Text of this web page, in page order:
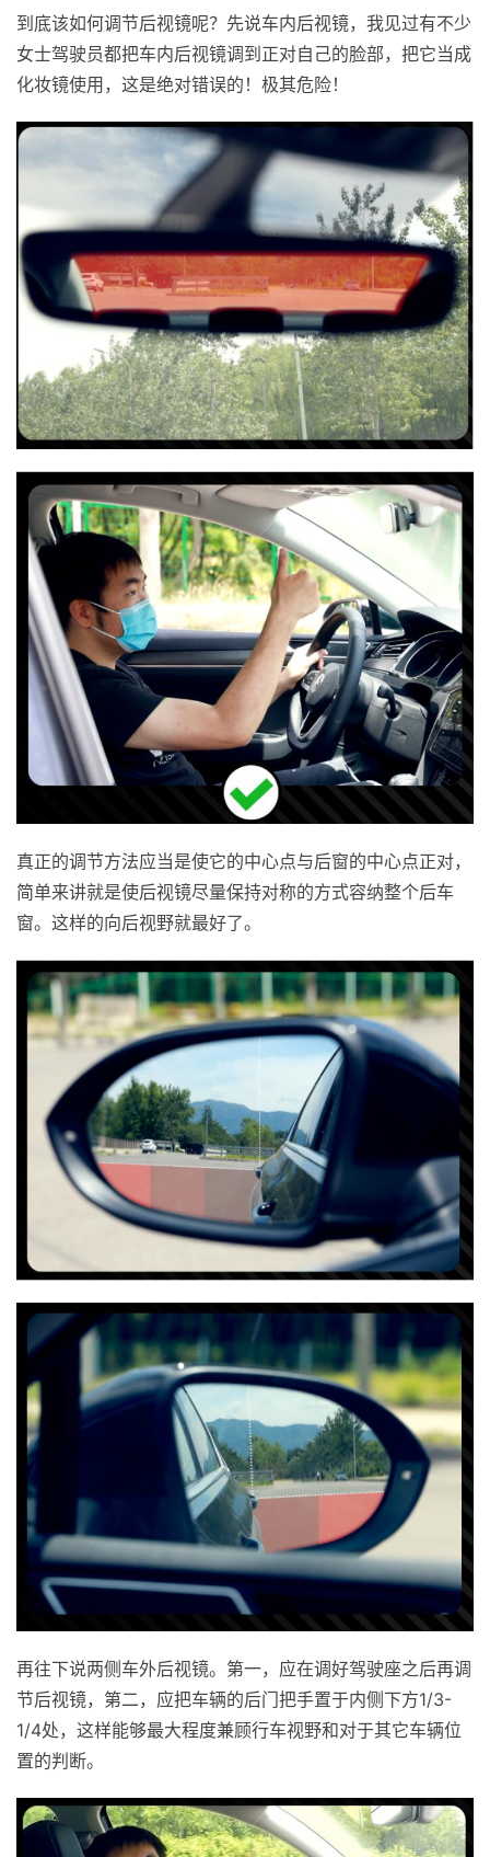
到底该如何调节后视镜呢？先说车内后视镜，我见过有不少
女士驾驶员都把车内后视镜调到正对自己的脸部，把它当成
化妆镜使用，这是绝对错误的！极其危险！
真正的调节方法应当是使它的中心点与后窗的中心点正对，
简单来讲就是使后视镜尽量保持对称的方式容纳整个后车
窗。这样的向后视野就最好了。
再往下说两侧车外后视镜。第一，应在调好驾驶座之后再调
节后视镜，第二，应把车辆的后门把手置于内侧下方1/3-
1/4处，这样能够最大程度兼顾行车视野和对于其它车辆位
置的判断。